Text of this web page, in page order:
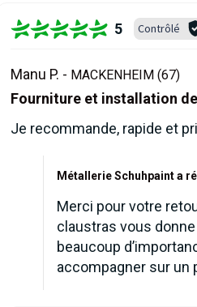
5 Contrôlé
Manu P. - MACKENHEIM (67)
Fourniture et installation
Je recommande, rapide et
Métallerie Schuhpaint a
Merci pour votre
claustras vous
beaucoup
accompagner sur un